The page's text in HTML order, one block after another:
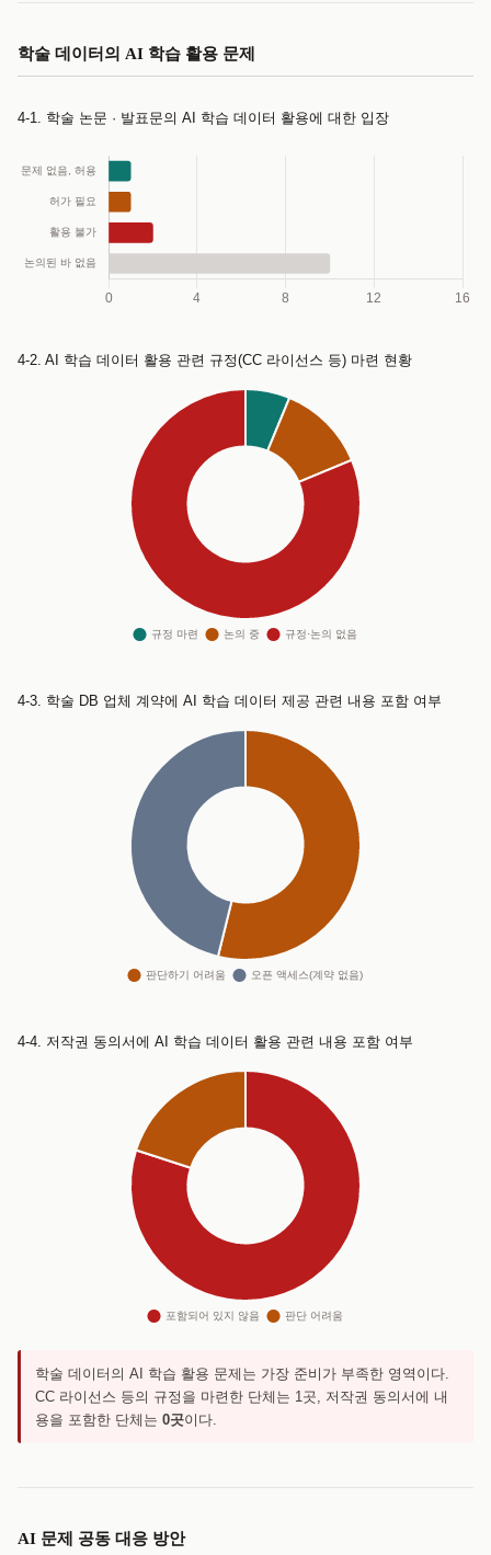
심사서에 지적하여 반영
연구윤리위를 소집해 대응할 계획
연구윤리위반에 해당하므로 상응한 조치가 필요하다고 판단
학술 데이터의 AI 학습 활용 문제
4-1. 학술 논문 · 발표문의 AI 학습 데이터 활용에 대한 입장
4-2. AI 학습 데이터 활용 관련 규정(CC 라이선스 등) 마련 현황
4-3. 학술 DB 업체 계약에 AI 학습 데이터 제공 관련 내용 포함 여부
4-4. 저작권 동의서에 AI 학습 데이터 활용 관련 내용 포함 여부
학술 데이터의 AI 학습 활용 문제는 가장 준비가 부족한 영역이다.
CC 라이선스 등의 규정을 마련한 단체는 1곳, 저작권 동의서에 내
용을 포함한 단체는 0곳이다.
AI 문제 공동 대응 방안